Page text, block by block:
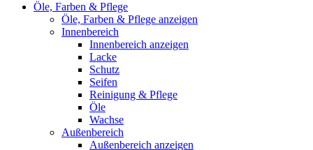
Öle, Farben & Pflege
Öle, Farben & Pflege anzeigen
Innenbereich
Innenbereich anzeigen
Lacke
Schutz
Seifen
Reinigung & Pflege
Öle
Wachse
Außenbereich
Außenbereich anzeigen